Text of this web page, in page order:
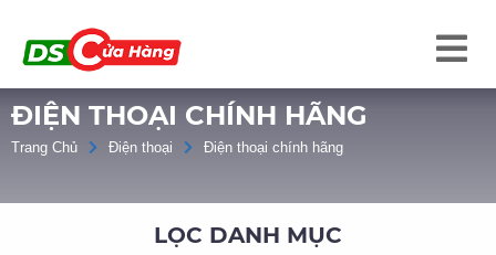
ĐIỆN THOẠI CHÍNH HÃNG
Trang Chủ Điện thoại Điện thoại chính hãng
LỌC DANH MỤC